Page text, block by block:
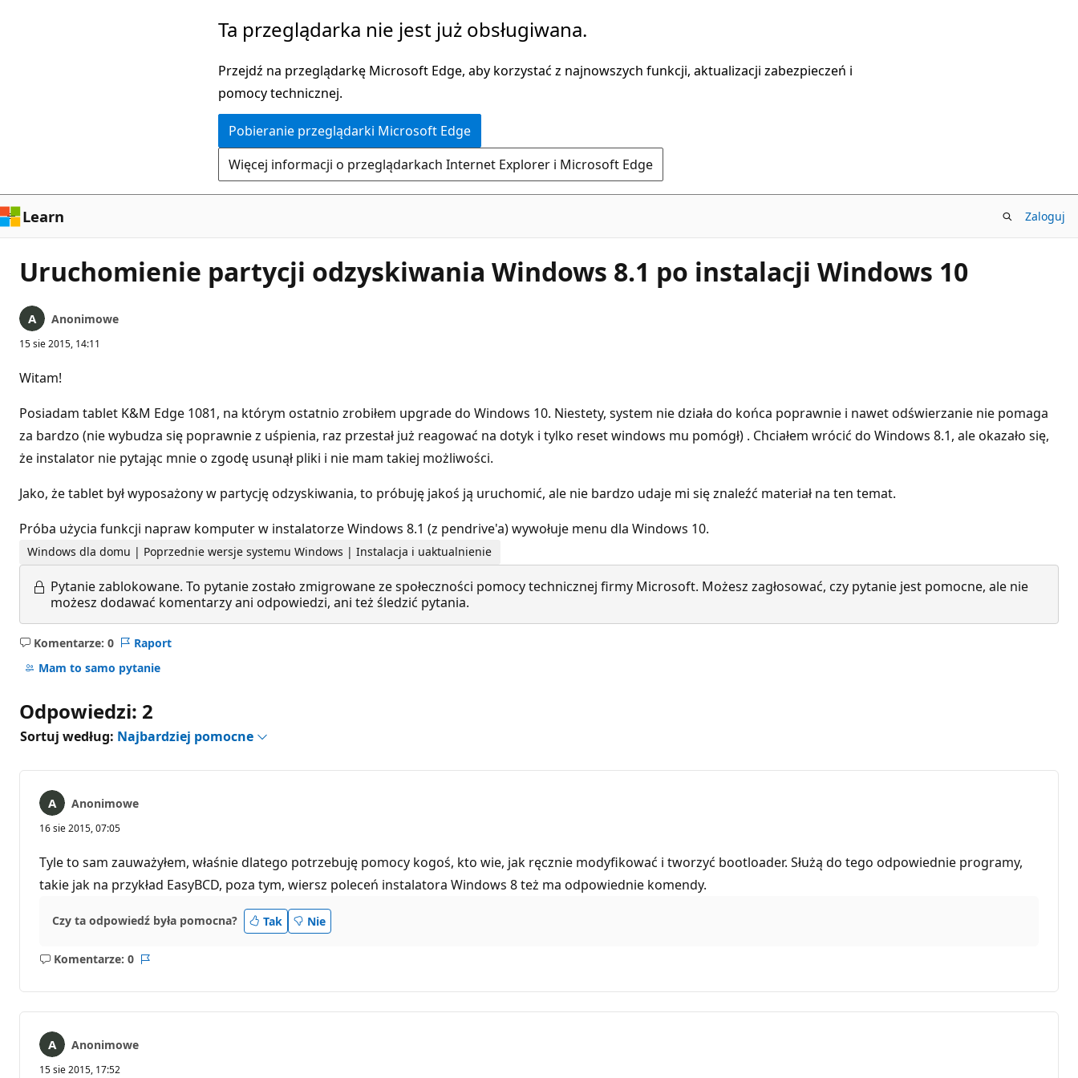
Ta przeglądarka nie jest już obsługiwana.
Przejdź na przeglądarkę Microsoft Edge, aby korzystać z najnowszych funkcji, aktualizacji zabezpieczeń i
pomocy technicznej.
Pobieranie przeglądarki Microsoft Edge
Więcej informacji o przeglądarkach Internet Explorer i Microsoft Edge
Learn Zaloguj
Uruchomienie partycji odzyskiwania Windows 8.1 po instalacji Windows 10
Anonimowe
15 sie 2015, 14:11
Witam!
Posiadam tablet K&M Edge 1081, na którym ostatnio zrobiłem upgrade do Windows 10. Niestety, system nie działa do końca poprawnie i nawet odświerzanie nie pomaga
za bardzo (nie wybudza się poprawnie z uśpienia, raz przestał już reagować na dotyk i tylko reset windows mu pomógł) . Chciałem wrócić do Windows 8.1, ale okazało się,
że instalator nie pytając mnie o zgodę usunął pliki i nie mam takiej możliwości.
Jako, że tablet był wyposażony w partycję odzyskiwania, to próbuję jakoś ją uruchomić, ale nie bardzo udaje mi się znaleźć materiał na ten temat.
Próba użycia funkcji napraw komputer w instalatorze Windows 8.1 (z pendrive'a) wywołuje menu dla Windows 10.
Windows dla domu | Poprzednie wersje systemu Windows | Instalacja i uaktualnienie
Pytanie zablokowane. To pytanie zostało zmigrowane ze społeczności pomocy technicznej firmy Microsoft. Możesz zagłosować, czy pytanie jest pomocne, ale nie
możesz dodawać komentarzy ani odpowiedzi, ani też śledzić pytania.
Komentarze: 0
Brak
komentarzy
Raport
Mam to samo pytanie
Odpowiedzi: 2
Sortuj według: Najbardziej pomocne
Anonimowe
16 sie 2015, 07:05
Tyle to sam zauważyłem, właśnie dlatego potrzebuję pomocy kogoś, kto wie, jak ręcznie modyfikować i tworzyć bootloader. Służą do tego odpowiednie programy,
takie jak na przykład EasyBCD, poza tym, wiersz poleceń instalatora Windows 8 też ma odpowiednie komendy.
Czy ta odpowiedź była pomocna? Tak Nie
Komentarze: 0
Brak
Anonimowe
15 sie 2015, 17:52